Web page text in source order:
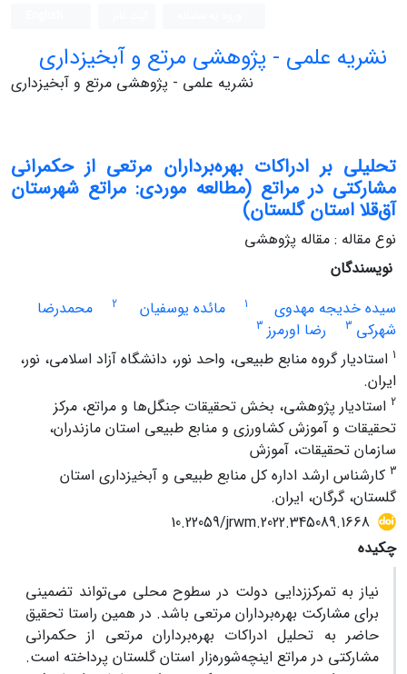
نشریه علمی - پژوهشی مرتع و آبخیزداری
نشریه علمی - پژوهشی مرتع و آبخیزداری
تحلیلی بر ادراکات بهره‌برداران مرتعی از حکمرانی
مشارکتی در مراتع (مطالعه‌ موردی: مراتع شهرستان
آق‌قلا استان گلستان)
نوع مقاله : مقاله پژوهشی
نویسندگان
سیده خدیجه مهدوی
1 مائده یوسفیان 2
محمدرضا
شهرکی 3 رضا اورمرز 3
1 استادیار گروه منابع طبیعی، واحد نور، دانشگاه آزاد اسلامی، نور،
ایران.
2 استادیار پژوهشی، بخش تحقیقات جنگل‌ها و مراتع، مرکز
تحقیقات و آموزش کشاورزی و منابع طبیعی استان مازندران،
سازمان تحقیقات، آموزش
3 کارشناس ارشد اداره کل منابع طبیعی و آبخیزداری استان
گلستان، گرگان، ایران.
10.22059/jrwm.2022.345089.1668
چکیده
نیاز به تمرکززدایی دولت در سطوح محلی می‌تواند تضمینی
برای مشارکت بهره‌برداران مرتعی باشد. در همین راستا تحقیق
حاضر به تحلیل ادراکات بهره‌برداران مرتعی از حکمرانی
مشارکتی در مراتع اینچه‌شوره‌زار استان گلستان پرداخته است.